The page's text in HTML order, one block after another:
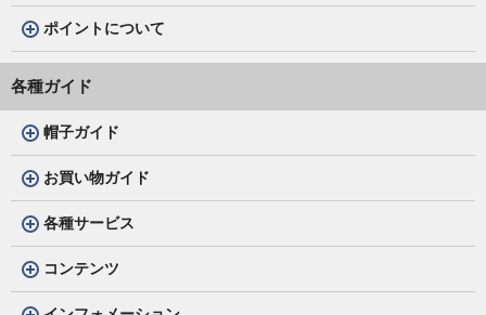
ポイントについて
各種ガイド
帽子ガイド
お買い物ガイド
各種サービス
コンテンツ